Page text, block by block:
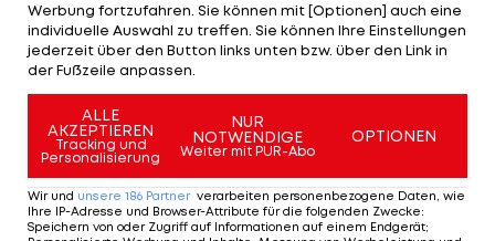
sechster.
Bereits am Montag war TeamkollegeJurij
Rodionovan seinem zweiten Gegner in der
Qualifikation, den an Position eins gesetzten
Nikoloz Basilashvili, gescheitert.
Die größten Tennis-Rivalitäten der Open
Werbung fortzufahren. Sie können mit [Optionen] auch eine
individuelle Auswahl zu treffen. Sie können Ihre Einstellungen
jederzeit über den Button links unten bzw. über den Link in
der Fußzeile anpassen.
ALLE
AKZEPTIEREN
Tracking und
Personalisierung
NUR
NOTWENDIGE
Weiter mit PUR-Abo
OPTIONEN
Wir und unsere 186 Partner verarbeiten personenbezogene Daten, wie
Ihre IP-Adresse und Browser-Attribute für die folgenden Zwecke:
Speichern von oder Zugriff auf Informationen auf einem Endgerät;